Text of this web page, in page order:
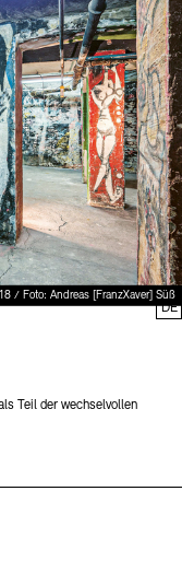
/ Foto: Andreas [FranzXaver] Süß
Teil der wechselvollen
DE